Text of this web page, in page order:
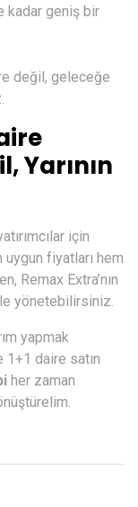
kadar geniş bir
değil, geleceğe
Yarının
için
fiyatları hem
Remax Extra’nın
yönetebilirsiniz.
yapmak
daire satın
her zaman